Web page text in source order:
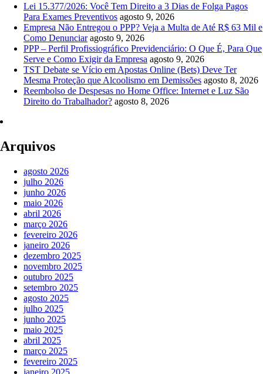
Lei 15.377/2026: Você Tem Direito a 3 Dias de Folga Pagos
Para Exames Preventivos agosto 9, 2026
Empresa Não Entregou o PPP? Veja a Multa de Até R$ 63 Mil e
Como Denunciar agosto 9, 2026
PPP – Perfil Profissiográfico Previdenciário: O Que É, Para Que
Serve e Como Exigir da Empresa agosto 9, 2026
TST Debate se Vício em Apostas Online (Bets) Deve Ter
Mesma Proteção que Alcoolismo em Demissões agosto 8, 2026
Reembolso de Despesas no Home Office: Internet e Luz São
Direito do Trabalhador? agosto 8, 2026
Arquivos
agosto 2026
julho 2026
junho 2026
maio 2026
abril 2026
março 2026
fevereiro 2026
janeiro 2026
dezembro 2025
novembro 2025
outubro 2025
setembro 2025
agosto 2025
julho 2025
junho 2025
maio 2025
abril 2025
março 2025
fevereiro 2025
janeiro 2025